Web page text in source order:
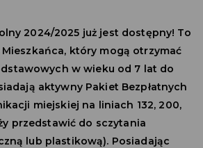
2024/2025 już jest dostępny! To
który mogą otrzymać
w wieku od 7 lat do
aktywny Pakiet Bezpłatnych
miejskiej na liniach 132, 200,
przedstawić do sczytania
lub plastikową). Posiadając